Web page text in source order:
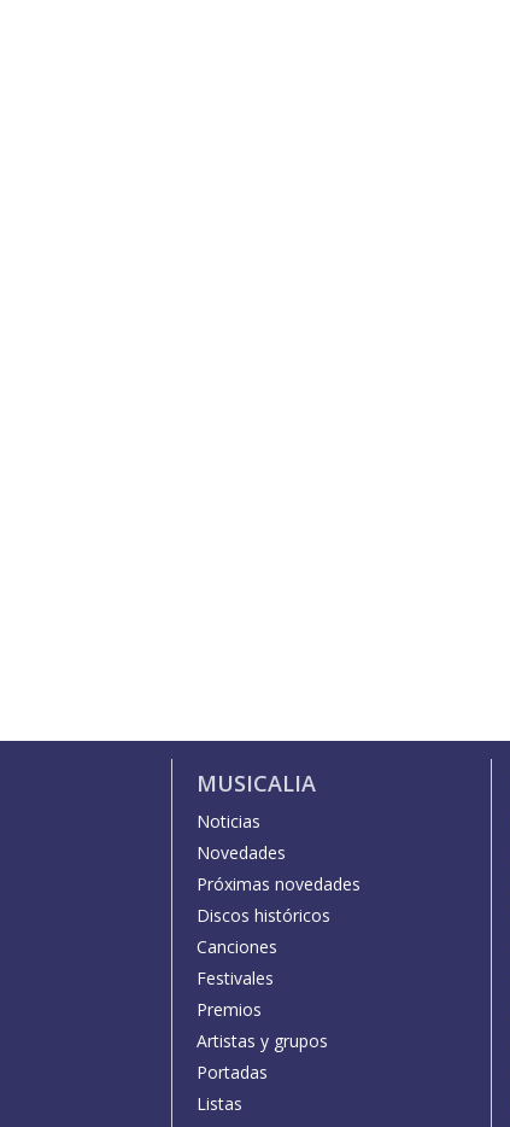
MUSICALIA
Noticias
Novedades
Próximas novedades
Discos históricos
Canciones
Festivales
Premios
Artistas y grupos
Portadas
Listas